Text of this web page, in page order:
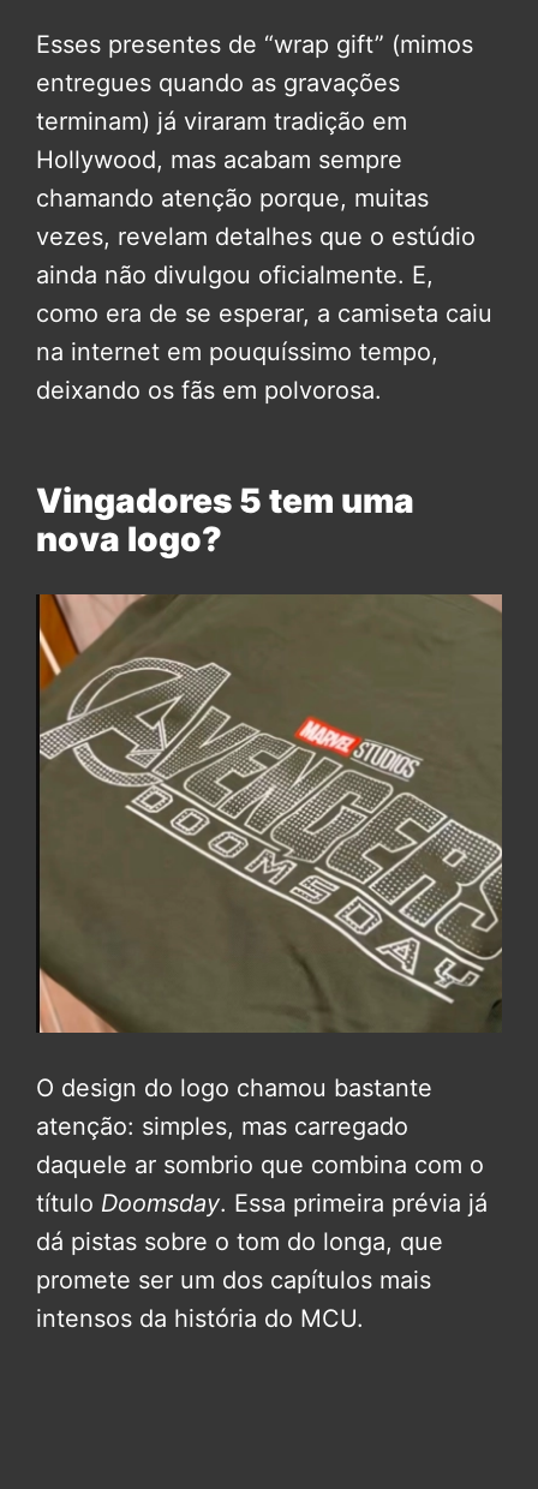
Esses presentes de “wrap gift” (mimos
entregues quando as gravações
terminam) já viraram tradição em
Hollywood, mas acabam sempre
chamando atenção porque, muitas
vezes, revelam detalhes que o estúdio
ainda não divulgou oficialmente. E,
como era de se esperar, a camiseta caiu
na internet em pouquíssimo tempo,
deixando os fãs em polvorosa.
Vingadores 5 tem uma
nova logo?
O design do logo chamou bastante
atenção: simples, mas carregado
daquele ar sombrio que combina com o
título Doomsday. Essa primeira prévia já
dá pistas sobre o tom do longa, que
promete ser um dos capítulos mais
intensos da história do MCU.